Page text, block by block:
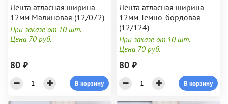
Лента атласная ширина
12мм Малиновая (12/072)
При заказе от 10 шт.
Цена 70 руб.
80 ₽
В корзину
Лента атласная ширина
12мм Тёмно-бордовая
(12/124)
При заказе от 10 шт.
Цена 70 руб.
80 ₽
В корзину